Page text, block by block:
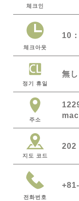
체크인
체크아웃
10
정기 휴일
無し
주소
지도 코드
202
전화번호